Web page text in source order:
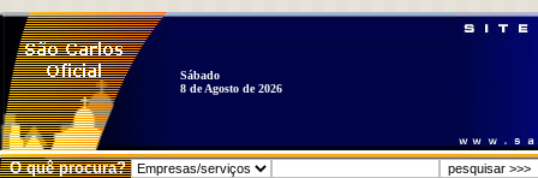
Sábado
8 de Agosto de 2026
O quê procura?